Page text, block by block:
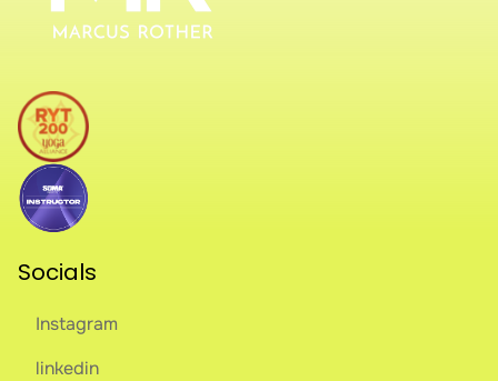
Socials
Instagram
linkedin